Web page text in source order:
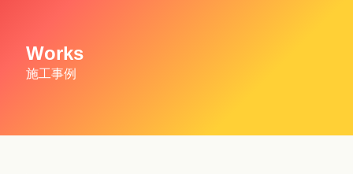
Works
施工事例